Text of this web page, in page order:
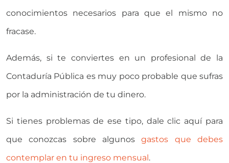
conocimientos necesarios para que el mismo no
fracase.
Además, si te conviertes en un profesional de la
Contaduría Pública es muy poco probable que sufras
por la administración de tu dinero.
Si tienes problemas de ese tipo, dale clic aquí para
que conozcas sobre algunosgastos que debes
contemplar en tu ingreso mensual.